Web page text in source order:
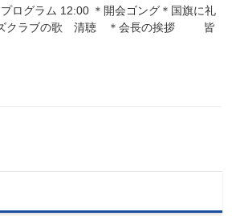
ログラム 12:00 ＊開会ゴング＊国旗に礼
ズクラブの歌 清聴 ＊会長の挨拶 皆